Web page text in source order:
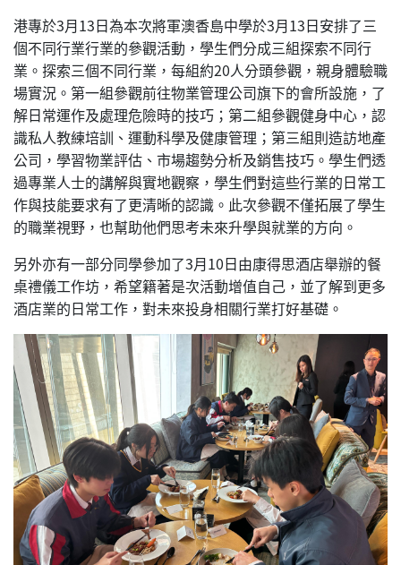
港專於3月13日為本次將軍澳香島中學於3月13日安排了三
個不同行業行業的參觀活動，學生們分成三組探索不同行
業。探索三個不同行業，每組約20人分頭參觀，親身體驗職
場實況。第一組參觀前往物業管理公司旗下的會所設施，了
解日常運作及處理危險時的技巧；第二組參觀健身中心，認
識私人教練培訓、運動科學及健康管理；第三組則造訪地產
公司，學習物業評估、市場趨勢分析及銷售技巧。學生們透
過專業人士的講解與實地觀察，學生們對這些行業的日常工
作與技能要求有了更清晰的認識。此次參觀不僅拓展了學生
的職業視野，也幫助他們思考未來升學與就業的方向。
另外亦有一部分同學參加了3月10日由康得思酒店舉辦的餐
桌禮儀工作坊，希望籍著是次活動增值自己，並了解到更多
酒店業的日常工作，對未來投身相關行業打好基礎。